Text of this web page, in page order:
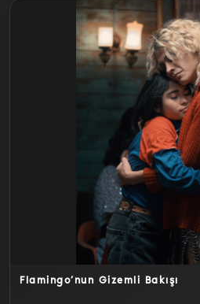
Detaylar
Flamingo’nun Gizemli Bakışı